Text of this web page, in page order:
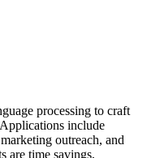
processing to craft
include
outreach, and
are time savings,